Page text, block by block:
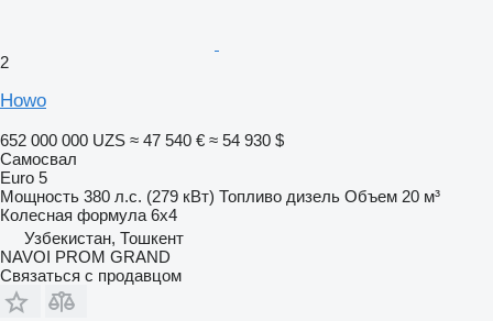
2
Howo
652 000 000 UZS ≈ 47 540 € ≈ 54 930 $
Самосвал
Euro 5
Мощность 380 л.с. (279 кВт) Топливо дизель Объем 20 м³
Колесная формула 6x4
Узбекистан, Тошкент
NAVOI PROM GRAND
Связаться с продавцом